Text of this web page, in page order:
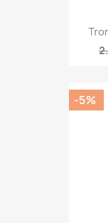
-5%